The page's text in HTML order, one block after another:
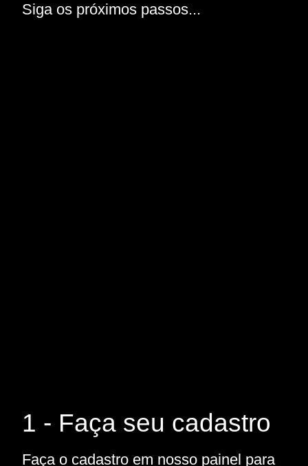
Siga os próximos passos...
1 - Faça seu cadastro
Faça o cadastro em nosso painel para